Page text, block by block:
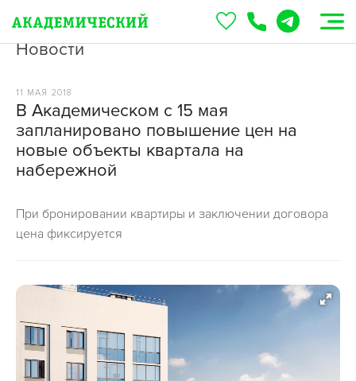
Новости
11 МАЯ 2018
В Академическом с 15 мая
запланировано повышение цен на
новые объекты квартала на
набережной
При бронировании квартиры и заключении договора
цена фиксируется